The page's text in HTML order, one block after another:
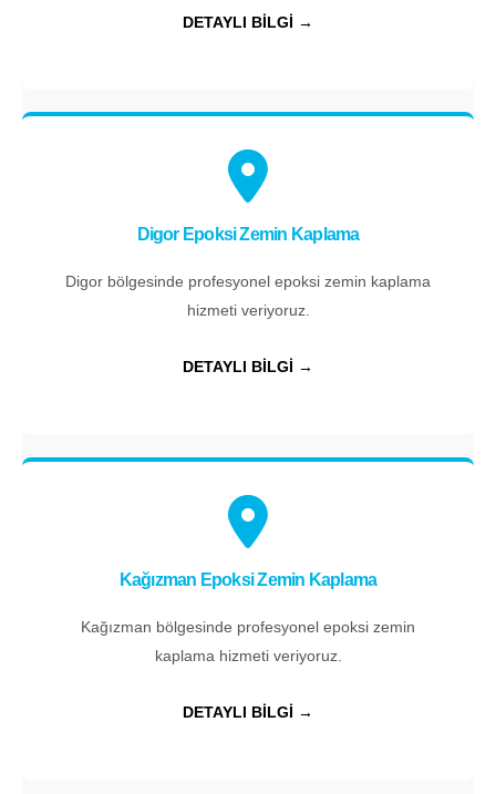
DETAYLI BİLGİ →
Digor Epoksi Zemin Kaplama
Digor bölgesinde profesyonel epoksi zemin kaplama
hizmeti veriyoruz.
DETAYLI BİLGİ →
Kağızman Epoksi Zemin Kaplama
Kağızman bölgesinde profesyonel epoksi zemin
kaplama hizmeti veriyoruz.
DETAYLI BİLGİ →